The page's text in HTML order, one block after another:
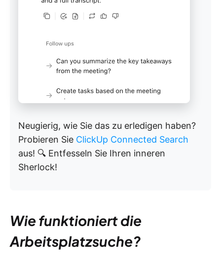
Neugierig, wie Sie das zu erledigen haben?
Probieren Sie ClickUp Connected Search
aus! 🔍 Entfesseln Sie Ihren inneren
Sherlock!
Wie funktioniert die
Arbeitsplatzsuche?